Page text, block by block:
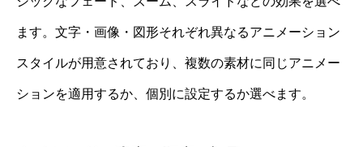
ます。文字・画像・図形それぞれ異なるアニメーション
スタイルが用意されており、複数の素材に同じアニメー
ションを適用するか、個別に設定するか選べます。